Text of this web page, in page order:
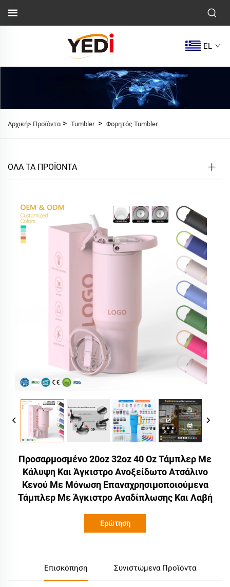
EL
Αρχική> Προϊόντα > Tumbler > Φορητός Tumbler
ΟΛΑ ΤΑ ΠΡΟΪΟΝΤΑ
Προσαρμοσμένο 20oz 32oz 40 Oz Τάμπλερ Με
Κάλυψη Και Άγκιστρο Ανοξείδωτο Ατσάλινο
Κενού Με Μόνωση Επαναχρησιμοποιούμενα
Τάμπλερ Με Άγκιστρο Αναδίπλωσης Και Λαβή
Ερώτηση
Επισκόπηση Συνιστώμενα Προϊόντα